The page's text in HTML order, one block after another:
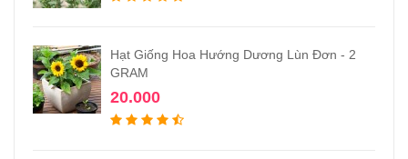
Hạt Giống Hoa Hướng Dương Lùn Đơn - 2
GRAM
20.000